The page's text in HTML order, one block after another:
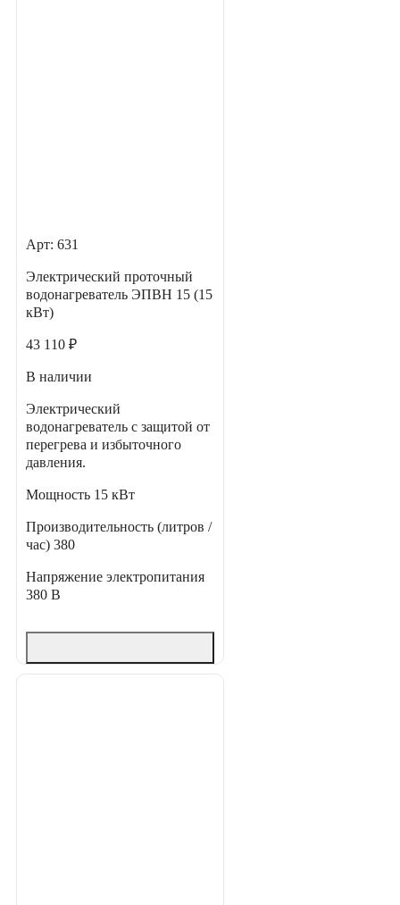
Арт: 631
Электрический проточный
водонагреватель ЭПВН 15 (15
кВт)
43 110 ₽
В наличии
Электрический
водонагреватель с защитой от
перегрева и избыточного
давления.
Мощность 15 кВт
Производительность (литров /
час) 380
Напряжение электропитания
380 В